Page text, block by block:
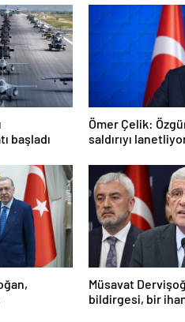
başladı
Ömer Çelik:
saldırıyı
Müsavat
bildirgesi, bir